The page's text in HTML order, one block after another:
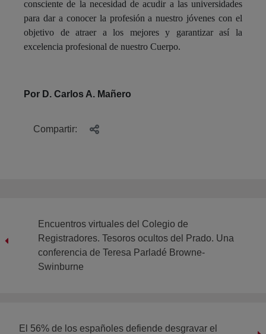
consciente de la necesidad de acudir a las universidades
para dar a conocer la profesión a nuestro jóvenes con el
objetivo de atraer a los mejores y garantizar así la
excelencia profesional de nuestro Cuerpo.
Por D. Carlos A. Mañero
Compartir:
Encuentros virtuales del Colegio de
Registradores. Tesoros ocultos del Prado. Una
conferencia de Teresa Parladé Browne-
Swinburne
El 56% de los españoles defiende desgravar el